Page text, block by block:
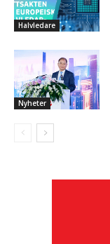
Halvledare
Nyheter